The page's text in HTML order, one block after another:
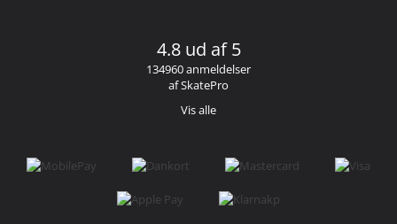
4.8 ud af 5
134960 anmeldelser
af SkatePro
Vis alle